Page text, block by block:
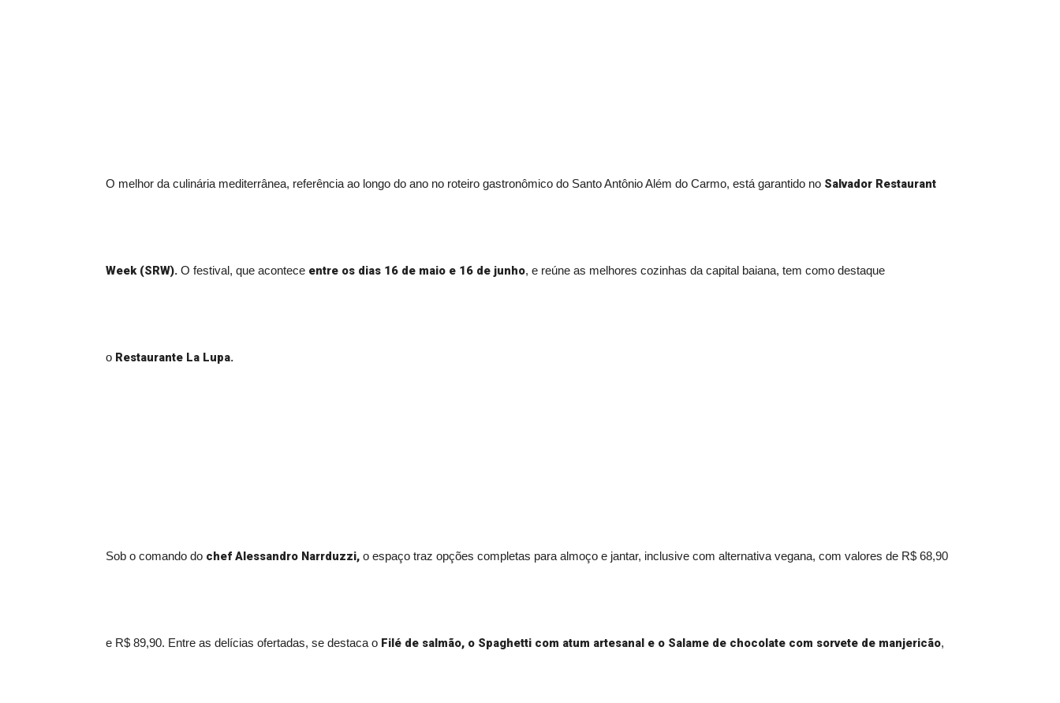
O melhor da culinária mediterrânea, referência ao longo do ano no roteiro gastronômico do Santo Antônio Além do Carmo, está garantido no Salvador Restaurant
Week (SRW). O festival, que acontece entre os dias 16 de maio e 16 de junho, e reúne as melhores cozinhas da capital baiana, tem como destaque
o Restaurante La Lupa.
Sob o comando do chef Alessandro Narrduzzi, o espaço traz opções completas para almoço e jantar, inclusive com alternativa vegana, com valores de R$ 68,90
e R$ 89,90. Entre as delícias ofertadas, se destaca o Filé de salmão, o Spaghetti com atum artesanal e o Salame de chocolate com sorvete de manjericão,